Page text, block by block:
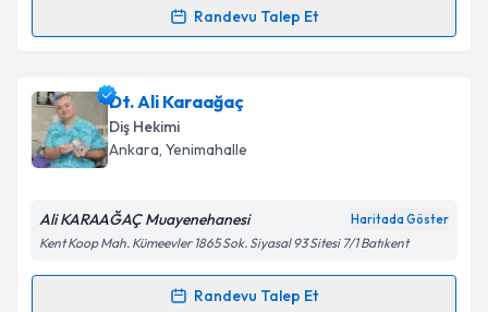
Randevu Talep Et
için bir takvim hazırlandığında e-posta ile
bilgilendireceğiz.
E-posta Adresiniz
Kişisel verilerimin işlenmesine ilişkinAydınlatma
'ni okudum ve kişisel verilerimin belirtilen
Dt. Ali Karaağaç
Diş Hekimi
Ankara, Yenimahalle
Ali KARAAĞAÇ Muayenehanesi Haritada Göster
Kent Koop Mah. Kümeevler 1865 Sok. Siyasal 93 Sitesi 7/1 Batıkent
Randevu Talep Et